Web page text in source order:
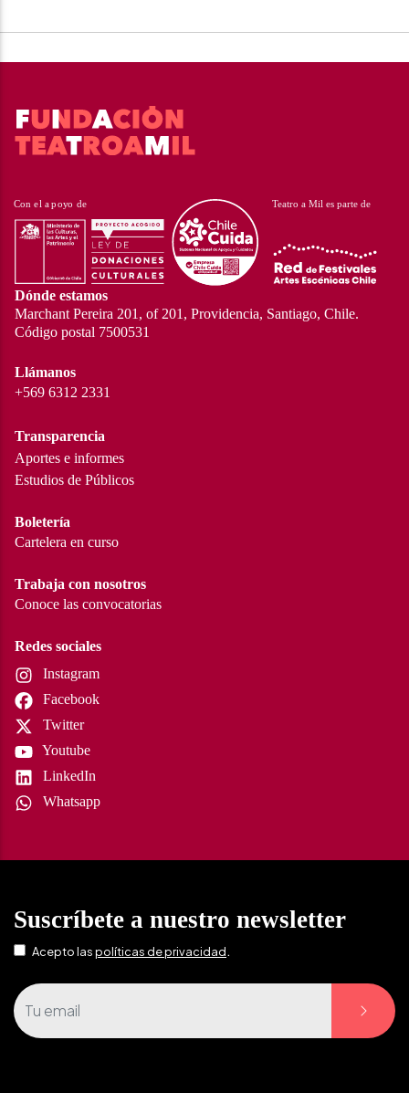
Dónde estamos
Marchant Pereira 201, of 201, Providencia, Santiago, Chile.
Código postal 7500531
Llámanos
+569 6312 2331
Transparencia
Aportes e informes
Estudios de Públicos
Boletería
Cartelera en curso
Trabaja con nosotros
Conoce las convocatorias
Redes sociales
Instagram
Facebook
Twitter
Youtube
LinkedIn
Whatsapp
Suscríbete a nuestro newsletter
Acepto laspolíticas de privacidad.